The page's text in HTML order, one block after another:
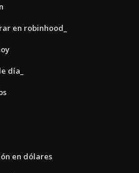
en robinhood_
día_
en dólares